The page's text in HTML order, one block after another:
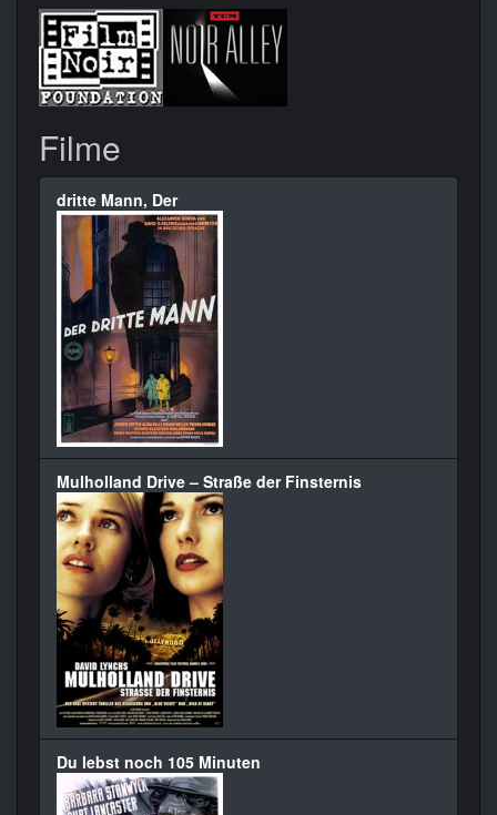
Filme
dritte Mann, Der
Mulholland Drive – Straße der Finsternis
Du lebst noch 105 Minuten